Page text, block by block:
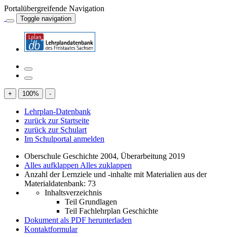
Portalübergreifende Navigation
Toggle navigation
+ 100% -
Lehrplan-Datenbank
zurück zur Startseite
zurück zur Schulart
Im Schulportal anmelden
Oberschule Geschichte 2004, Überarbeitung 2019
Alles aufklappen Alles zuklappen
Anzahl der Lernziele und -inhalte mit Materialien aus der
Materialdatenbank: 73
Inhaltsverzeichnis
Teil Grundlagen
Teil Fachlehrplan Geschichte
Dokument als PDF herunterladen
Kontaktformular